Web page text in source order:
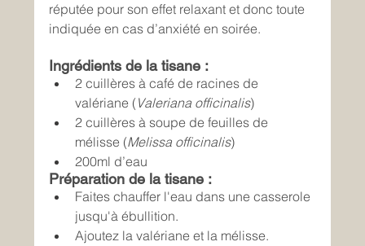
réputée pour son effet relaxant et donc toute
indiquée en cas d’anxiété en soirée.
Ingrédients de la tisane :
2 cuillères à café de racines de
valériane (Valeriana officinalis)
2 cuillères à soupe de feuilles de
mélisse (Melissa officinalis)
200ml d’eau
Préparation de la tisane :
Faites chauffer l'eau dans une casserole
jusqu'à ébullition.
Ajoutez la valériane et la mélisse.